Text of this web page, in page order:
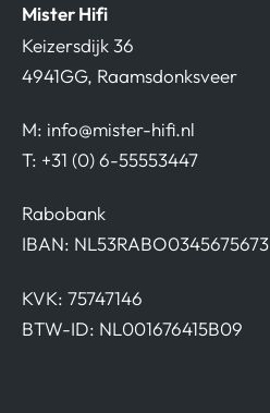
Mister Hifi
Keizersdijk 36
4941GG, Raamsdonksveer
M: info@mister-hifi.nl
T: +31 (0) 6-55553447
Rabobank
IBAN: NL53RABO0345675673
KVK: 75747146
BTW-ID: NL001676415B09